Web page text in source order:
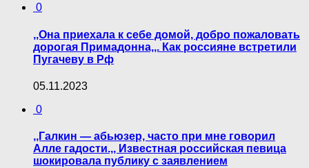
0
,,Она приехала к себе домой, добро пожаловать
дорогая Примадонна,,. Как россияне встретили
Пугачеву в Рф
05.11.2023
0
,,Галкин — абьюзер, часто при мне говорил
Алле гaдoсти.,, Известная российская певица
шокировала публику с заявлением